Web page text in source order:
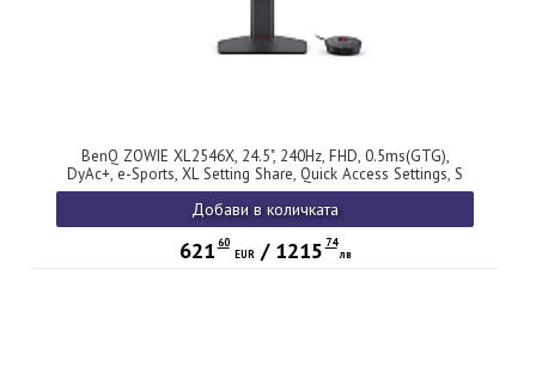
BenQ ZOWIE XL2546X, 24.5", 240Hz, FHD, 0.5ms(GTG),
DyAc+, e-Sports, XL Setting Share, Quick Access Settings, S
Switch, Black eQualizer, Color Vibrance, LBL, Shield, 1000:1,
320 cd/m2, HDMI 2.0 x3, DP 1.2, Headph.jack, Pivot, Swivel,
Tilt, Height adj.
Добави в количката
621 60
EUR/ 1215 74
лв